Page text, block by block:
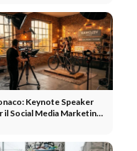
Keynote Speaker
il Social Media Marketing